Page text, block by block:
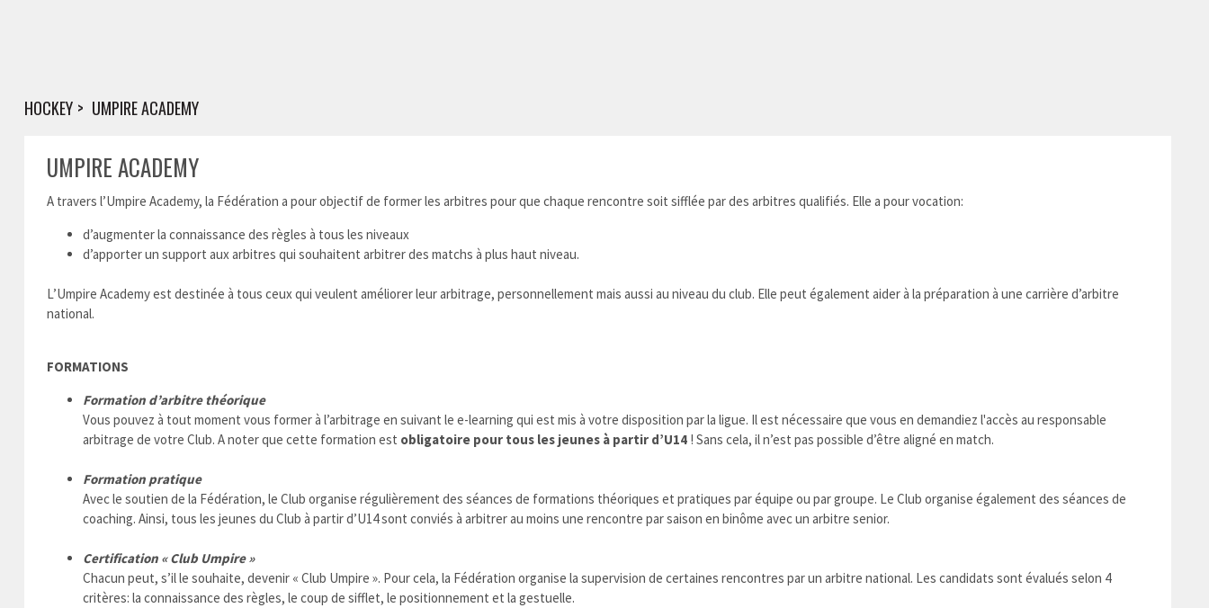
HOCKEY UMPIRE ACADEMY
UMPIRE ACADEMY
A travers l’Umpire Academy, la Fédération a pour objectif de former les arbitres pour que chaque rencontre soit sifflée par des arbitres qualifiés. Elle a pour vocation:
d’augmenter la connaissance des règles à tous les niveaux
d’apporter un support aux arbitres qui souhaitent arbitrer des matchs à plus haut niveau.
L’Umpire Academy est destinée à tous ceux qui veulent améliorer leur arbitrage, personnellement mais aussi au niveau du club. Elle peut également aider à la préparation à une carrière d’arbitre
national.
FORMATIONS
Formation d’arbitre théorique
Vous pouvez à tout moment vous former à l’arbitrage en suivant le e-learning qui est mis à votre disposition par la ligue. Il est nécessaire que vous en demandiez l'accès au responsable
arbitrage de votre Club. A noter que cette formation est obligatoire pour tous les jeunes à partir d’U14! Sans cela, il n’est pas possible d’être aligné en match.
Formation pratique
Avec le soutien de la Fédération, le Club organise régulièrement des séances de formations théoriques et pratiques par équipe ou par groupe. Le Club organise également des séances de
coaching. Ainsi, tous les jeunes du Club à partir d’U14 sont conviés à arbitrer au moins une rencontre par saison en binôme avec un arbitre senior.
Certification « Club Umpire »
Chacun peut, s’il le souhaite, devenir « Club Umpire ». Pour cela, la Fédération organise la supervision de certaines rencontres par un arbitre national. Les candidats sont évalués selon 4
critères: la connaissance des règles, le coup de sifflet, le positionnement et la gestuelle.